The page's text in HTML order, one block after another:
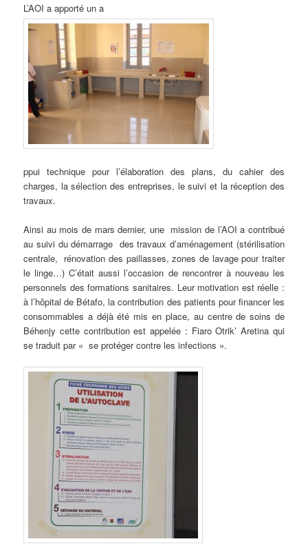
L’AOI a apporté un a
ppui technique pour l’élaboration des plans, du cahier des
charges, la sélection des entreprises, le suivi et la réception des
travaux.
Ainsi au mois de mars dernier, une mission de l’AOI a contribué
au suivi du démarrage des travaux d’aménagement (stérilisation
centrale, rénovation des paillasses, zones de lavage pour traiter
le linge…) C’était aussi l’occasion de rencontrer à nouveau les
personnels des formations sanitaires. Leur motivation est réelle :
à l’hôpital de Bétafo, la contribution des patients pour financer les
consommables a déjà été mis en place, au centre de soins de
Béhenjy cette contribution est appelée : Fiaro Otrik’ Aretina qui
se traduit par « se protéger contre les infections ».